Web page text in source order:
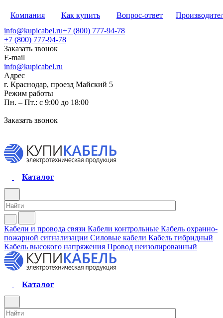
Компания Как купить Вопрос-ответ
info@kupicabel.ru+7 (800) 777-94-78
+7 (800) 777-94-78
Заказать звонок
E-mail
info@kupicabel.ru
Адрес
г. Краснодар, проезд Майский 5
Режим работы
Пн. – Пт.: с 9:00 до 18:00
Заказать звонок
Каталог
Кабели и провода связи Кабели контрольные Кабель охранно-
пожарной сигнализации Силовые кабели Кабель гибридный
Кабель высокого напряжения Провод неизолированный
Каталог